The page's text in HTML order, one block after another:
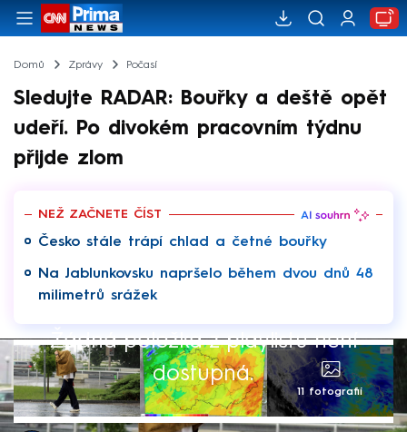
Domů Zprávy Počasí
Sledujte RADAR: Bouřky a deště opět
udeří. Po divokém pracovním týdnu
přijde zlom
NEŽ ZAČNETE ČÍST
Česko stále trápí chlad a četné bouřky
Na Jablunkovsku napršelo během dvou dnů 48
milimetrů srážek
Žádná položka z playlistu není
dostupná.
11 fotografií